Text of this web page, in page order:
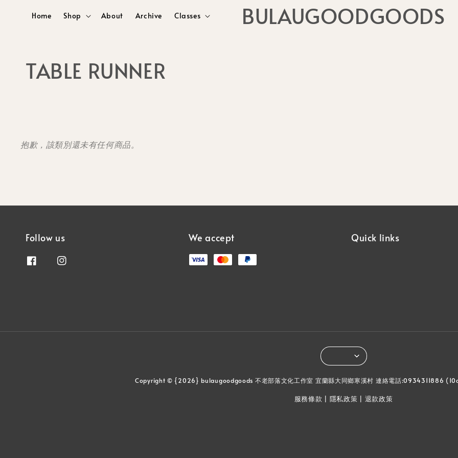
BULAUGOODGOODS
Home Shop About Archive Classes
TABLE RUNNER
抱歉，該類別還未有任何商品。
Follow us We accept Quick links
Copyright © {2026} bulaugoodgoods 不老部落文化工作室 宜蘭縣大同鄉寒溪村 連絡電話:0934311886
服務條款 隱私政策 退款政策